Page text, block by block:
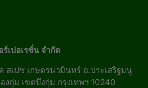
เปอเรชั่น จำกัด
สเปซ เกษตรนวมินทร์ ถ.ประเสริฐมนู
งกุ่ม เขตบึงกุ่ม กรุงเทพฯ 10240